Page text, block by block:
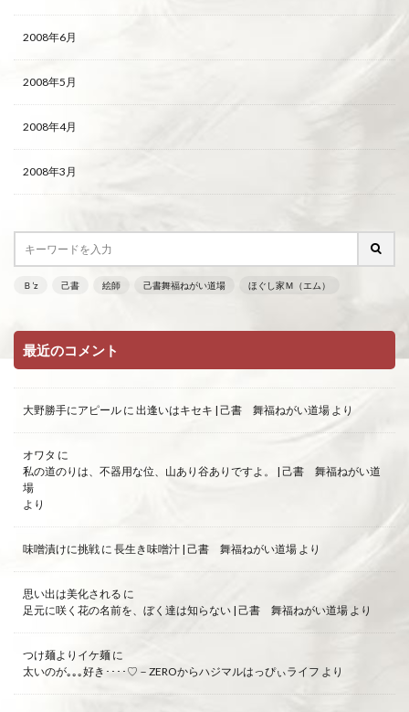
2008年6月
2008年5月
2008年4月
2008年3月
Ｂ’z 己書 絵師 己書舞福ねがい道場 ほぐし家Ｍ（エム）
最近のコメント
大野勝手にアピール に 出逢いはキセキ | 己書 舞福ねがい道場 より
オワタ に
私の道のりは、不器用な位、山あり谷ありですよ。 | 己書 舞福ねがい道
場
より
味噌漬けに挑戦 に 長生き味噌汁 | 己書 舞福ねがい道場 より
思い出は美化される に
足元に咲く花の名前を、ぼく達は知らない | 己書 舞福ねがい道場 より
つけ麺よりイケ麺 に
太いのが｡｡｡好き････♡－ZEROからハジマルはっぴぃライフ より